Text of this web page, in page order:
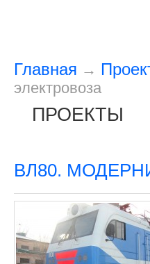
Главная →
электровоза
ПРОЕКТЫ
ВЛ80.